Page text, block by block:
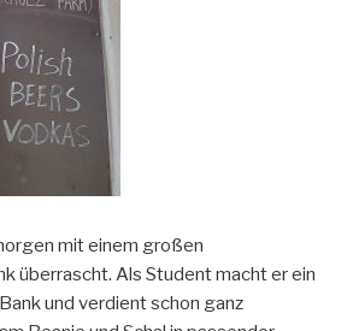
mit einem großen
überrascht. Als Student macht er ein
und verdient schon ganz